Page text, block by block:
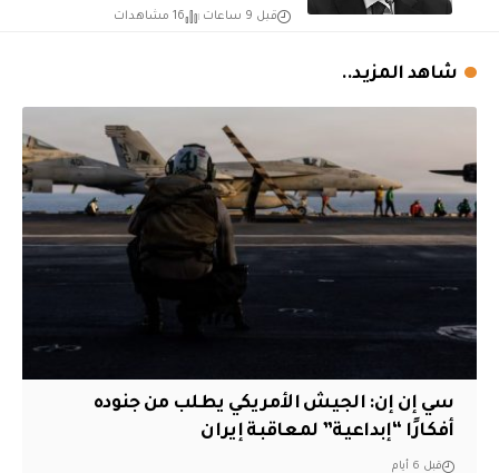
قبل 9 ساعات 16 مشاهدات
شاهد المزيد..
سي إن إن: الجيش الأمريكي يطلب من جنوده
أفكارًا “إبداعية” لمعاقبة إيران
قبل 6 أيام